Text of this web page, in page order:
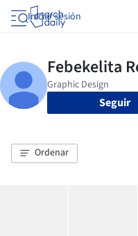
Iniciar sesión
Seguir
Ordenar